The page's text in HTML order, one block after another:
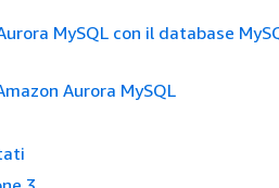
MySQL con il database
Aurora MySQL